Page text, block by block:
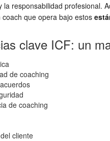
la responsabilidad profesional.
que opera bajo estos
clave ICF: un
de coaching
de coaching
cliente